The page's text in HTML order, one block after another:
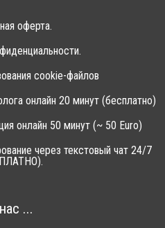
оферта.
cookie-файлов
онлайн 20 минут (бесплатно)
онлайн 50 минут (~ 50 Euro)
через текстовый чат 24/7
...